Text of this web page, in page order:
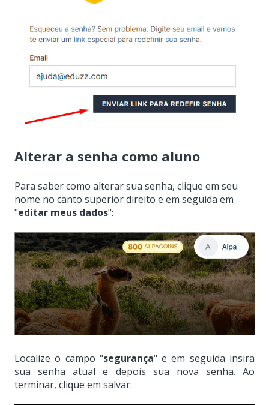
Alterar a senha como aluno
Para saber como alterar sua senha, clique em seu
nome no canto superior direito e em seguida em
"editar meus dados":
Localize o campo "segurança" e em seguida insira
sua senha atual e depois sua nova senha. Ao
terminar, clique em salvar: